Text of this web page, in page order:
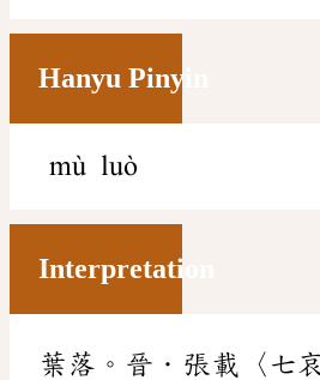
Hanyu Pinyin
mù luò
Interpretation
葉落。晉．張載〈七